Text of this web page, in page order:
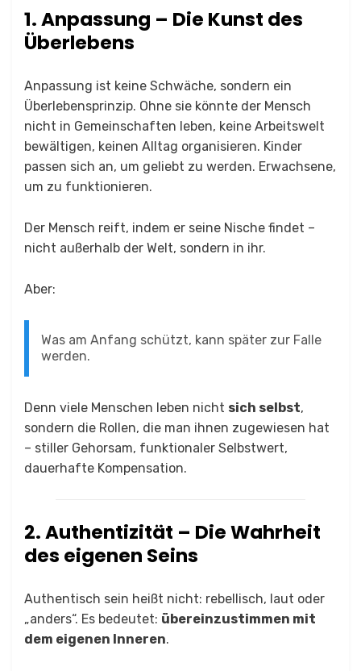
1. Anpassung – Die Kunst des
Überlebens
Anpassung ist keine Schwäche, sondern ein
Überlebensprinzip. Ohne sie könnte der Mensch
nicht in Gemeinschaften leben, keine Arbeitswelt
bewältigen, keinen Alltag organisieren. Kinder
passen sich an, um geliebt zu werden. Erwachsene,
um zu funktionieren.
Der Mensch reift, indem er seine Nische findet –
nicht außerhalb der Welt, sondern in ihr.
Aber:
Was am Anfang schützt, kann später zur Falle
werden.
Denn viele Menschen leben nicht sich selbst,
sondern die Rollen, die man ihnen zugewiesen hat
– stiller Gehorsam, funktionaler Selbstwert,
dauerhafte Kompensation.
2. Authentizität – Die Wahrheit
des eigenen Seins
Authentisch sein heißt nicht: rebellisch, laut oder
„anders“. Es bedeutet: übereinzustimmen mit
dem eigenen Inneren.